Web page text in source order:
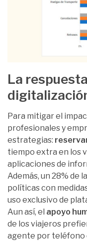
La
Para mitigar el
profesionales y
estrategias:
tiempo extra en los
aplicaciones de
Además, un 28% de
políticas con
uso exclusivo de
Aun así, el apoyo
de los viajeros
agente por teléfono